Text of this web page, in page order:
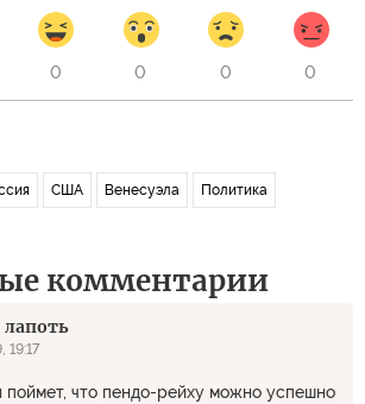
0 0 0 0
США Венесуэла Политика
комментарии
лапоть
19:17
что пендо-рейху можно успешно